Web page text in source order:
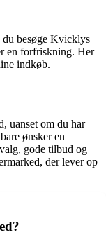
besøge Kvicklys
en forfriskning. Her
indkøb.
uanset om du har
ønsker en
gode tilbud og
der lever op